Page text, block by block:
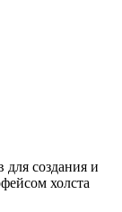
для создания и
холста